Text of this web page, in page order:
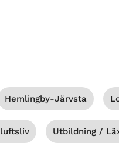
Hemlingby-Järvsta
Utbildning /